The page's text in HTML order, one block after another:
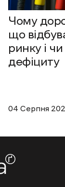
Чому
що
ринку і
дефіциту
04 Cерпня